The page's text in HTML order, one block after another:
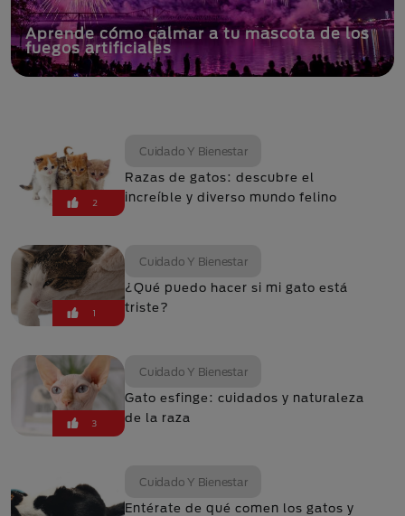
Aprende cómo calmar a tu mascota de los
fuegos artificiales
2
Cuidado Y Bienestar
Razas de gatos: descubre el
increíble y diverso mundo felino
1
Cuidado Y Bienestar
¿Qué puedo hacer si mi gato está
triste?
3
Cuidado Y Bienestar
Gato esfinge: cuidados y naturaleza
de la raza
Cuidado Y Bienestar
Entérate de qué comen los gatos y